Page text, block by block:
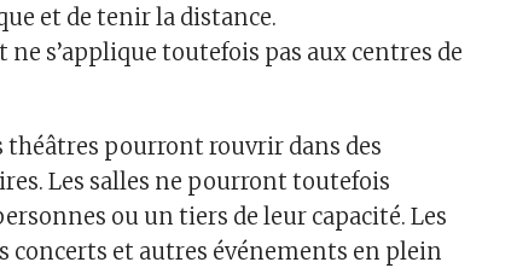
et de tenir la distance.
ne s’applique toutefois pas aux centres de
théâtres pourront rouvrir dans des
Les salles ne pourront toutefois
ou un tiers de leur capacité. Les
concerts et autres événements en plein